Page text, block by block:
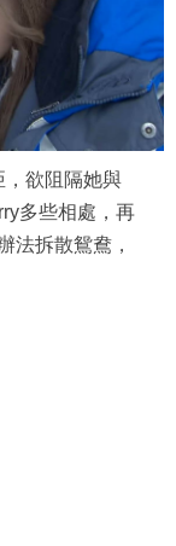
，欲阻隔她與
多些相處，再
法拆散鴛鴦，